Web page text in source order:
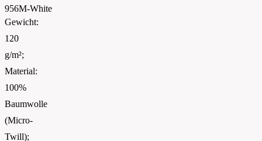
956M-White
Gewicht:
120
g/m²;
Material:
100%
Baumwolle
(Micro-
Twill);